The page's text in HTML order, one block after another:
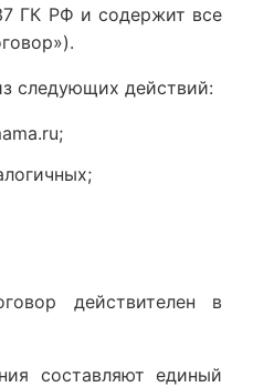
ГК РФ и содержит все
следующих действий:
действителен в
составляют единый